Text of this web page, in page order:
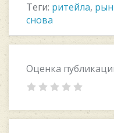
Теги: ритейла,
снова
Оценка